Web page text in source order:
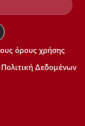
όρους χρήσης
Δεδομένων